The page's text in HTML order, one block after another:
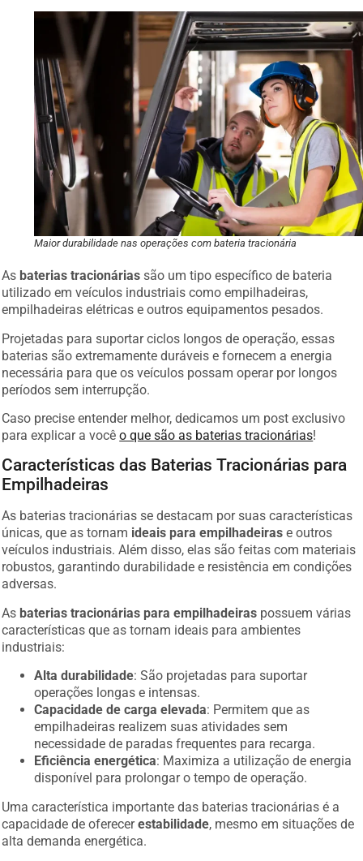
Maior durabilidade nas operações com bateria tracionária
As baterias tracionárias são um tipo específico de bateria
utilizado em veículos industriais como empilhadeiras,
empilhadeiras elétricas e outros equipamentos pesados.
Projetadas para suportar ciclos longos de operação, essas
baterias são extremamente duráveis e fornecem a energia
necessária para que os veículos possam operar por longos
períodos sem interrupção.
Caso precise entender melhor, dedicamos um post exclusivo
para explicar a vocêo que são as baterias tracionárias!
Características das Baterias Tracionárias para
Empilhadeiras
As baterias tracionárias se destacam por suas características
únicas, que as tornam ideais para empilhadeiras e outros
veículos industriais. Além disso, elas são feitas com materiais
robustos, garantindo durabilidade e resistência em condições
adversas.
As baterias tracionárias para empilhadeiras possuem várias
características que as tornam ideais para ambientes
industriais:
Alta durabilidade: São projetadas para suportar
operações longas e intensas.
Capacidade de carga elevada: Permitem que as
empilhadeiras realizem suas atividades sem
necessidade de paradas frequentes para recarga.
Eficiência energética: Maximiza a utilização de energia
disponível para prolongar o tempo de operação.
Uma característica importante das baterias tracionárias é a
capacidade de oferecerestabilidade, mesmo em situações de
alta demanda energética.